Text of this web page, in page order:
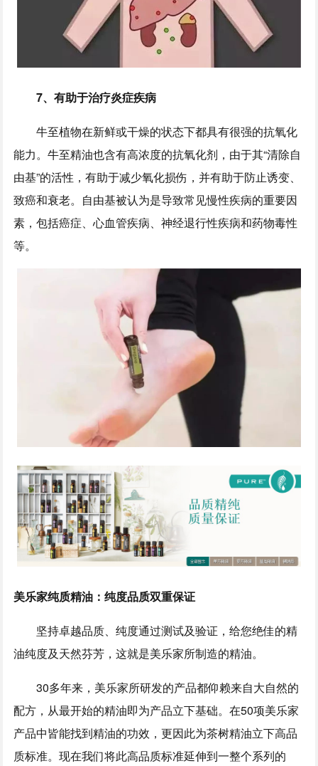
7、有助于治疗炎症疾病
牛至植物在新鲜或干燥的状态下都具有很强的抗氧化
能力。牛至精油也含有高浓度的抗氧化剂，由于其“清除自
由基”的活性，有助于减少氧化损伤，并有助于防止诱变、
致癌和衰老。自由基被认为是导致常见慢性疾病的重要因
素，包括癌症、心血管疾病、神经退行性疾病和药物毒性
等。
美乐家纯质精油：纯度品质双重保证
坚持卓越品质、纯度通过测试及验证，给您绝佳的精
油纯度及天然芬芳，这就是美乐家所制造的精油。
30多年来，美乐家所研发的产品都仰赖来自大自然的
配方，从最开始的精油即为产品立下基础。在50项美乐家
产品中皆能找到精油的功效，更因此为茶树精油立下高品
质标准。现在我们将此高品质标准延伸到一整个系列的